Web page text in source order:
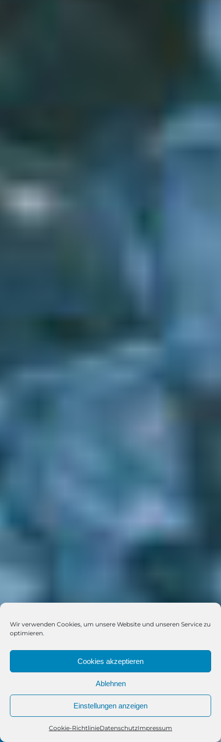
Wir verwenden Cookies, um unsere Website und unseren Service zu
optimieren.
Cookies akzeptieren
Ablehnen
Einstellungen anzeigen
Cookie-RichtlinieDatenschutzImpressum
Telefon Kontakt WhatsApp